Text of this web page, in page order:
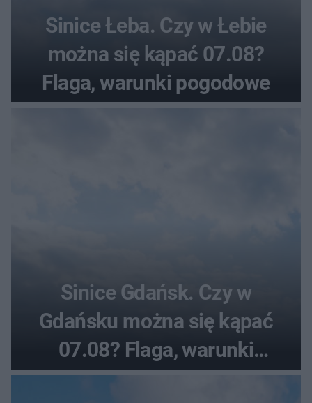
Sinice Łeba. Czy w Łebie
można się kąpać 07.08?
Flaga, warunki pogodowe
Sinice Gdańsk. Czy w
Gdańsku można się kąpać
07.08? Flaga, warunki
pogodowe